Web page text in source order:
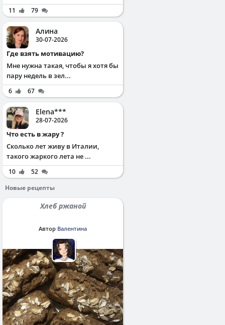
11 79
Алина
30-07-2026
Где взять мотивацию?
Мне нужна такая, чтобы я хотя бы
пару недель в зел...
6 67
Elena***
28-07-2026
Что есть в жару ?
Сколько лет живу в Италии,
такого жаркого лета не ...
10
52
Новые рецепты
Хлеб ржаной
Автор Валентина